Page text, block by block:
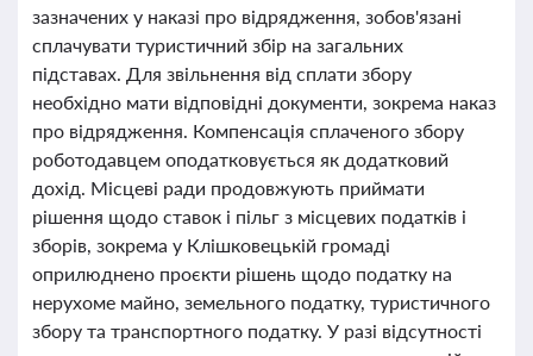
зазначених у наказі про відрядження, зобов'язані
сплачувати туристичний збір на загальних
підставах. Для звільнення від сплати збору
необхідно мати відповідні документи, зокрема наказ
про відрядження. Компенсація сплаченого збору
роботодавцем оподатковується як додатковий
дохід. Місцеві ради продовжують приймати
рішення щодо ставок і пільг з місцевих податків і
зборів, зокрема у Клішковецькій громаді
оприлюднено проєкти рішень щодо податку на
нерухоме майно, земельного податку, туристичного
збору та транспортного податку. У разі відсутності